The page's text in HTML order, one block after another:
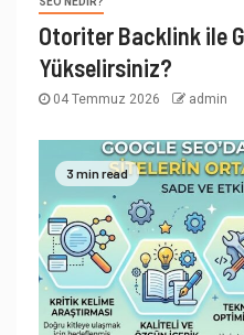
Otoriter Backlink ile
Yükselirsiniz?
04 Temmuz 2026 admin
3 min read